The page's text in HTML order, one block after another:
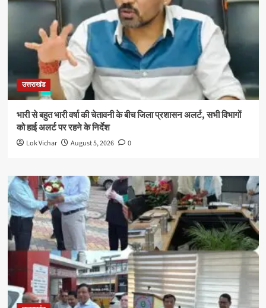
उत्तराखंड
भारी से बहुत भारी वर्षा की चेतावनी के बीच जिला प्रशासन अलर्ट, सभी विभागों
को हाई अलर्ट पर रहने के निर्देश
Lok Vichar August 5, 2026 0